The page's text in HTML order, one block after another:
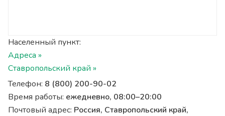
Населенный пункт:
Адреса »
Ставропольский край »
Телефон: 8 (800) 200-90-02
Время работы: ежедневно, 08:00–20:00
Почтовый адрес: Россия, Ставропольский край,